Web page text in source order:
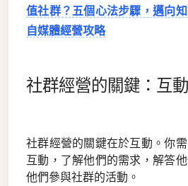
值社群？五個心法步驟，邁向知
自媒體經營攻略
社群經營的關鍵：互動
社群經營的關鍵在於互動。你
互動，了解他們的需求，解答
他們參與社群的活動。